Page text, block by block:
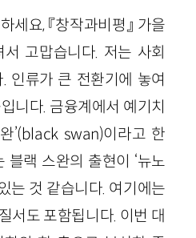
세요, 『창작과비평』 가을
고맙습니다. 저는 사회
인류가 큰 전환기에 놓여
니다. 금융계에서 예기치
’(black swan)이라고 한
블랙 스완의 출현이 ‘뉴노
는 것 같습니다. 여기에는
서도 포함됩니다. 이번 대